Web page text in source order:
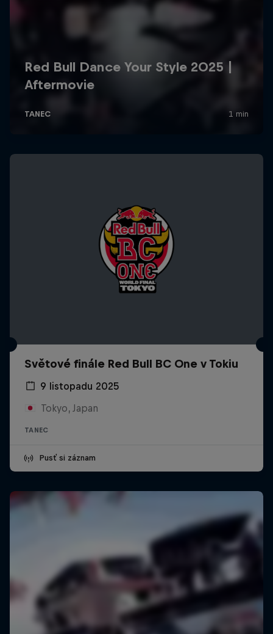
Světové finále Red Bull BC One v Tokiu
9 listopadu 2025
Tokyo, Japan
TANEC
Pusť si záznam